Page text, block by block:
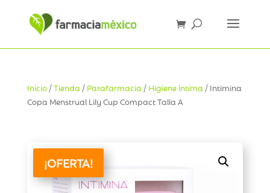
Inicio/Tienda / Parafarmacia / Higiene íntima / Intimina
Copa Menstrual Lily Cup Compact Talla A
¡OFERTA!